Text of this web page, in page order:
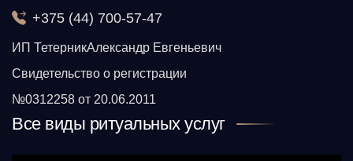
+375 (44) 700-57-47
ИП ТетерникАлександр Евгеньевич
Свидетельство о регистрации
№0312258 от 20.06.2011
Все виды ритуальных услуг